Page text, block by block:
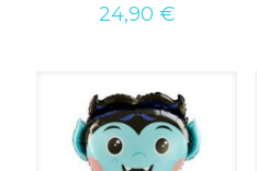
24,90 €